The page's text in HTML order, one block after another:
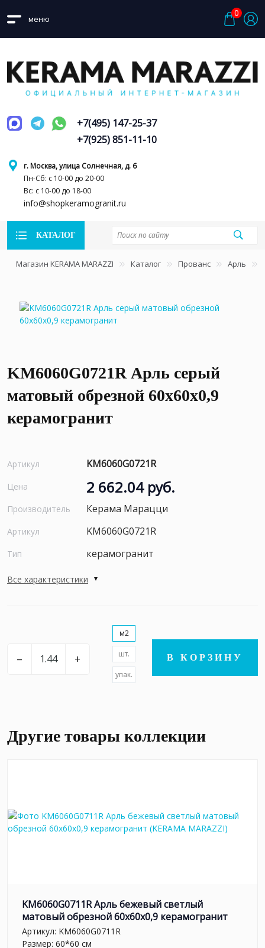
меню
0
г. Москва, улица Солнечная, д. 6
Пн-Сб: с 10-00 до 20-00
Вс: с 10-00 до 18-00
info@shopkeramogranit.ru
+7(495) 147-25-37
+7(925) 851-11-10
КАТАЛОГ
Магазин KERAMA MARAZZI Каталог Прованс Арль
KM6060G0721R Арль серый
матовый обрезной 60x60x0,9
керамогранит
Артикул KM6060G0721R
Цена 2 662.04 руб.
Производитель Керама Марацци
Артикул KM6060G0721R
Тип керамогранит
Все характеристики
– +
м2
шт.
упак.
В КОРЗИНУ
Другие товары коллекции
KM6060G0711R Арль бежевый светлый
матовый обрезной 60x60x0,9 керамогранит
Артикул: KM6060G0711R
Размер: 60*60 см